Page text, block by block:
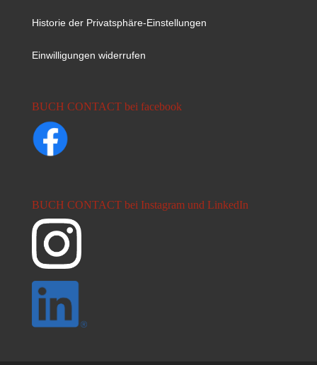
Historie der Privatsphäre-Einstellungen
Einwilligungen widerrufen
BUCH CONTACT bei facebook
BUCH CONTACT bei Instagram und LinkedIn